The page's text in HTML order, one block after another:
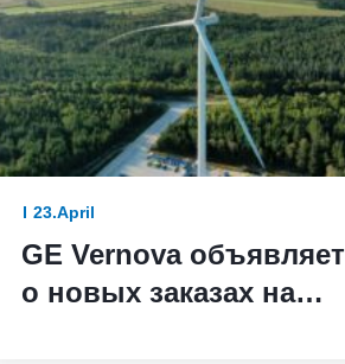
23.April
GE Vernova объявляет
о новых заказах на